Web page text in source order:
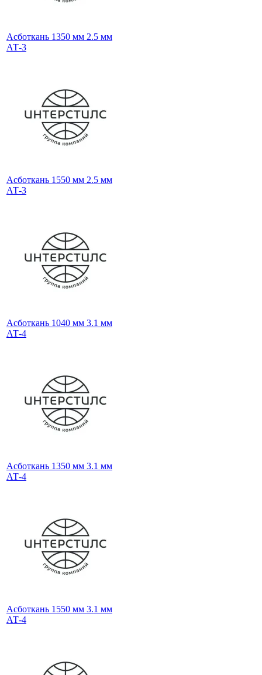
Асботкань 1350 мм 2.5 мм
АТ-3
Асботкань 1550 мм 2.5 мм
АТ-3
Асботкань 1040 мм 3.1 мм
АТ-4
Асботкань 1350 мм 3.1 мм
АТ-4
Асботкань 1550 мм 3.1 мм
АТ-4